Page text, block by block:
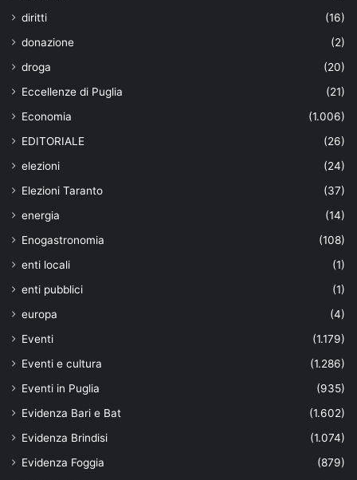
diritti
(16)
donazione
(2)
droga
(20)
Eccellenze di Puglia
(21)
Economia
(1.006)
EDITORIALE
(26)
elezioni
(24)
Elezioni Taranto
(37)
energia
(14)
Enogastronomia
(108)
enti locali
(1)
enti pubblici
(1)
europa
(4)
Eventi
(1.179)
Eventi e cultura
(1.286)
Eventi in Puglia
(935)
Evidenza Bari e Bat
(1.602)
Evidenza Brindisi
(1.074)
Evidenza Foggia
(879)